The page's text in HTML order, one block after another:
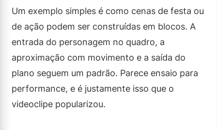
Um exemplo simples é como cenas de festa ou
de ação podem ser construídas em blocos. A
entrada do personagem no quadro, a
aproximação com movimento e a saída do
plano seguem um padrão. Parece ensaio para
performance, e é justamente isso que o
videoclipe popularizou.